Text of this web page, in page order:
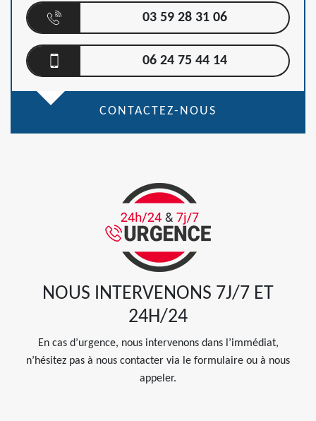
03 59 28 31 06
06 24 75 44 14
CONTACTEZ-NOUS
NOUS INTERVENONS 7J/7 ET
24H/24
En cas d’urgence, nous intervenons dans l’immédiat,
n’hésitez pas à nous contacter via le formulaire ou à nous
appeler.